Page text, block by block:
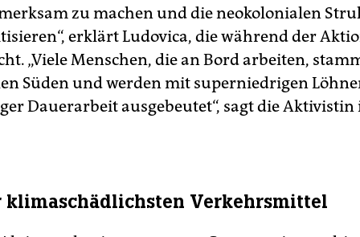
zu machen und die neokolonialen
erklärt Ludovica, die während der
„Viele Menschen, die an Bord arbeiten,
Süden und werden mit superniedrigen
Dauerarbeit ausgebeutet“, sagt die Aktivistin
klimaschädlichsten Verkehrsmittel